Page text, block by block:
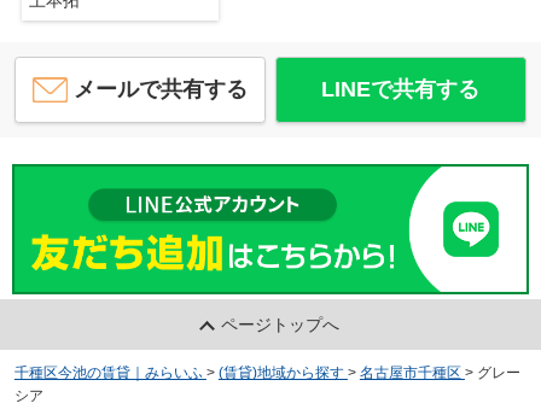
メールで共有する LINEで共有する
ページトップへ
千種区今池の賃貸｜みらいふ > (賃貸)地域から探す > 名古屋市千種区 > グレー
シア